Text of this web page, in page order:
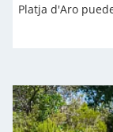
Platja d'Aro